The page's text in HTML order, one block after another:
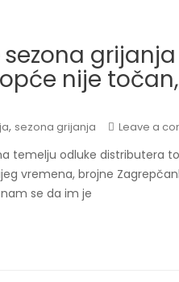
nije
, sezona grijanja Leave a
temelju odluke distributera
vremena, brojne
se da im je